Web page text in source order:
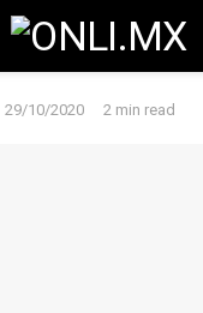
29/10/2020 2 min read